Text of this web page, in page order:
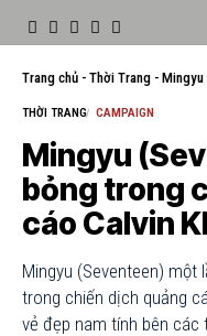
Trang chủ - Thời Trang - Mingyu
THỜI TRANG CAMPAIGN
Mingyu
bỏng trong
cáo Calvin
Mingyu (Seventeen) một
trong chiến dịch quảng
vẻ đẹp nam tính bên các